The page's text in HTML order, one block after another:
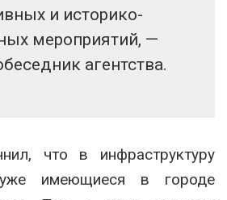
и историко-
мероприятий, —
агентства.
что в инфраструктуру
имеющиеся в городе